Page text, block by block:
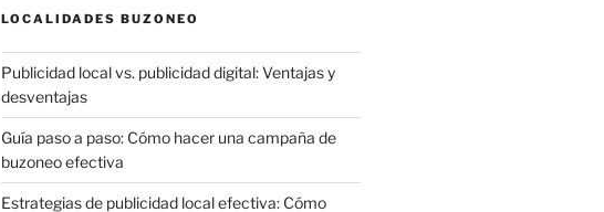
LOCALIDADES BUZONEO
Publicidad local vs. publicidad digital: Ventajas y
desventajas
Guía paso a paso: Cómo hacer una campaña de
buzoneo efectiva
Estrategias de publicidad local efectiva: Cómo